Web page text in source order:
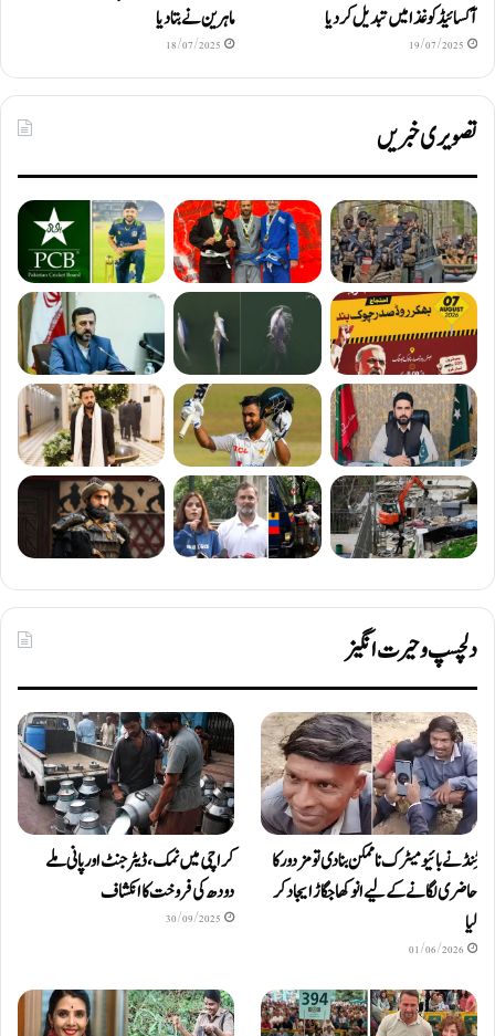
آکسائیڈ کو غذا میں تبدیل کردیا
19/07/2025
ماہرین نے بتا دیا
18/07/2025
تصویری خبریں
دلچسپ و حیرت انگیز
ٹِنڈ نے بائیومیٹرک ناممکن بنا دی تو مزدور کا
حاضری لگانے کے لیے انوکھا جگاڑ ایجاد کر
لیا
01/06/2026
کراچی میں نمک، ڈیٹرجنٹ اور پانی ملے
دودھ کی فروخت کا انکشاف
30/09/2025